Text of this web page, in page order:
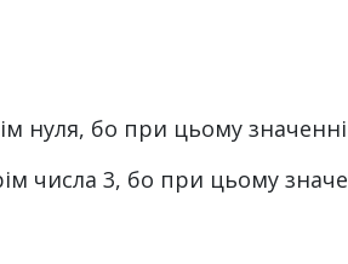
нуля, бо при цьому
числа 3, бо при цьому